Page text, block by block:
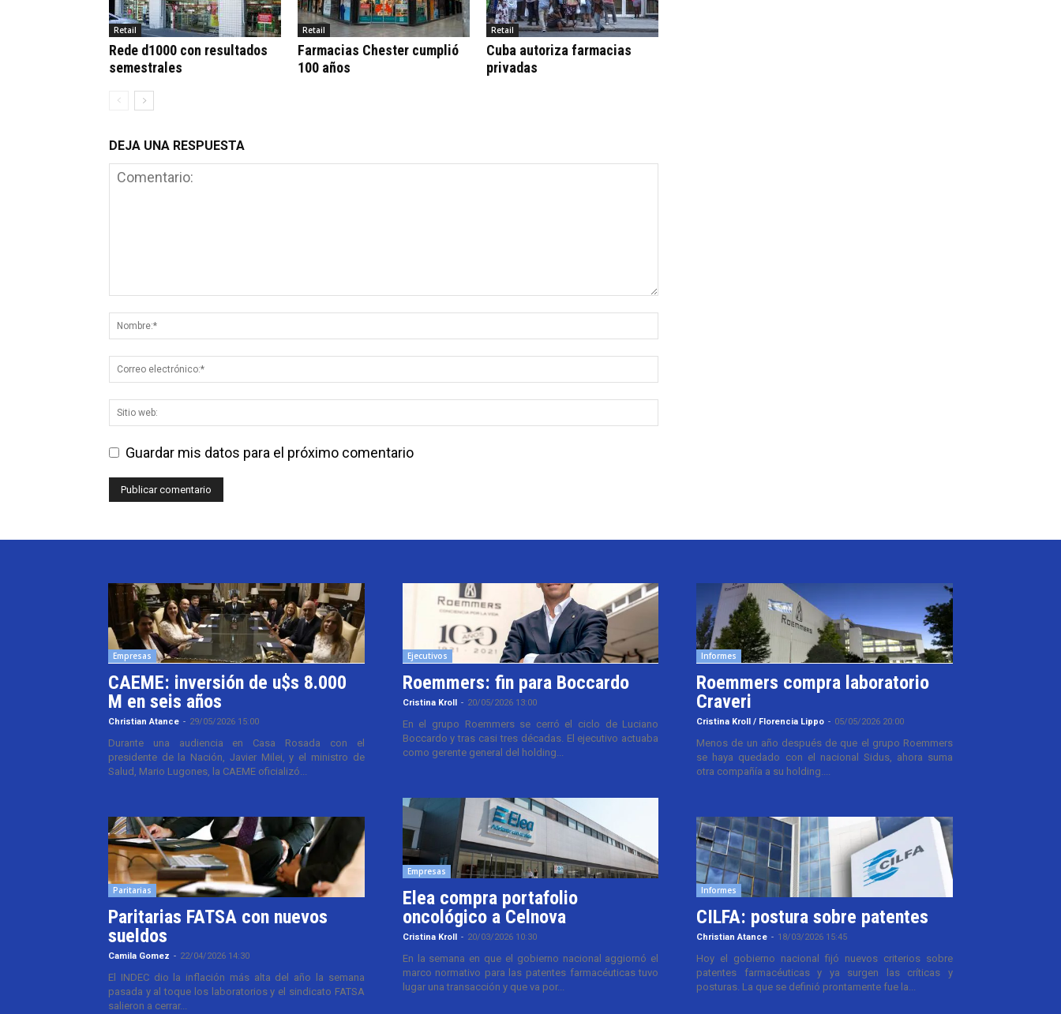
Retail
Rede d1000 con resultados
semestrales
Retail
Farmacias Chester cumplió
100 años
Retail
Cuba autoriza farmacias
privadas
DEJA UNA RESPUESTA
Guardar mis datos para el próximo comentario
Empresas
CAEME: inversión de u$s 8.000
M en seis años
Christian Atance - 29/05/2026 15:00
Durante una audiencia en Casa Rosada con el
presidente de la Nación, Javier Milei, y el ministro de
Salud, Mario Lugones, la CAEME oficializó...
Paritarias
Paritarias FATSA con nuevos
sueldos
Camila Gomez - 22/04/2026 14:30
El INDEC dio la inflación más alta del año la semana
pasada y al toque los laboratorios y el sindicato FATSA
salieron a cerrar...
Ejecutivos
Roemmers: fin para Boccardo
Cristina Kroll - 20/05/2026 13:00
En el grupo Roemmers se cerró el ciclo de Luciano
Boccardo y tras casi tres décadas. El ejecutivo actuaba
como gerente general del holding...
Empresas
Elea compra portafolio
oncológico a Celnova
Cristina Kroll - 20/03/2026 10:30
En la semana en que el gobierno nacional aggiornó el
marco normativo para las patentes farmacéuticas tuvo
lugar una transacción y que va por...
Informes
Roemmers compra laboratorio
Craveri
Cristina Kroll / Florencia Lippo - 05/05/2026 20:00
Menos de un año después de que el grupo Roemmers
se haya quedado con el nacional Sidus, ahora suma
otra compañía a su holding....
Informes
CILFA: postura sobre patentes
Christian Atance - 18/03/2026 15:45
Hoy el gobierno nacional fijó nuevos criterios sobre
patentes farmacéuticas y ya surgen las críticas y
posturas. La que se definió prontamente fue la...